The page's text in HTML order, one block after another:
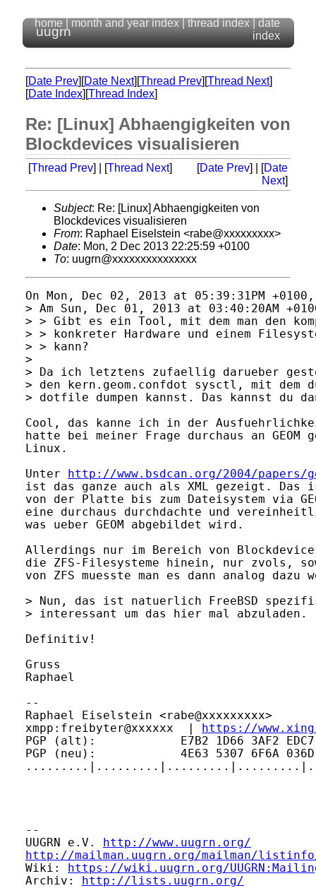
uugrn
home month and year index thread index
date
index
[Date Prev][Date Next][Thread Prev][Thread Next]
[Date Index][Thread Index]
Re: [Linux] Abhaengigkeiten von
Blockdevices visualisieren
[Thread Prev] | [Thread Next] [Date Prev] | [Date
Next]
Subject: Re: [Linux] Abhaengigkeiten von
Blockdevices visualisieren
From: Raphael Eiselstein <rabe@xxxxxxxxx>
Date: Mon, 2 Dec 2013 22:25:59 +0100
To: uugrn@xxxxxxxxxxxxxxx
On Mon, Dec 02, 2013 at 05:39:31PM
> Am Sun, Dec 01, 2013 at 03:40:20AM
> > Gibt es ein Tool, mit dem man den
> > konkreter Hardware und einem
> > kann?
>
> Da ich letztens zufaellig darueber
> den kern.geom.confdot sysctl, mit dem
> dotfile dumpen kannst. Das kannst du
Cool, das kanne ich in der
hatte bei meiner Frage durchaus an
Linux.
Unter
http://www.bsdcan.org/2004/
ist das ganze auch als XML gezeigt.
von der Platte bis zum Dateisystem via
eine durchaus durchdachte und
was ueber GEOM abgebildet wird.
Allerdings nur im Bereich von
die ZFS-Filesysteme hinein, nur zvols,
von ZFS muesste man es dann analog
> Nun, das ist natuerlich FreeBSD
> interessant um das hier mal abzuladen.
Definitiv!
Gruss
Raphael
--
Raphael Eiselstein
xmpp:freibyter@xxxxxx  |
https://
PGP (alt):            E7B2 1D66 3AF2 EDC7
PGP (neu):            4E63 5307 6F6A 036D
--
UUGRN e.V.
http://www.uugrn.org/
http://mailman.uugrn.org/mailman/
Wiki:
https://wiki.uugrn.org/
Archiv:
http://lists.uugrn.org/